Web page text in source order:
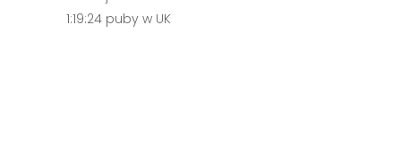
1:19:24 puby w UK